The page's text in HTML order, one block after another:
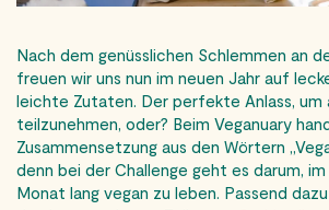
Nach dem genüsslichen Schlemmen an
freuen wir uns nun im neuen Jahr auf
leichte Zutaten. Der perfekte Anlass, um
teilzunehmen, oder? Beim Veganuary
Zusammensetzung aus den Wörtern
denn bei der Challenge geht es darum, im
Monat lang vegan zu leben. Passend